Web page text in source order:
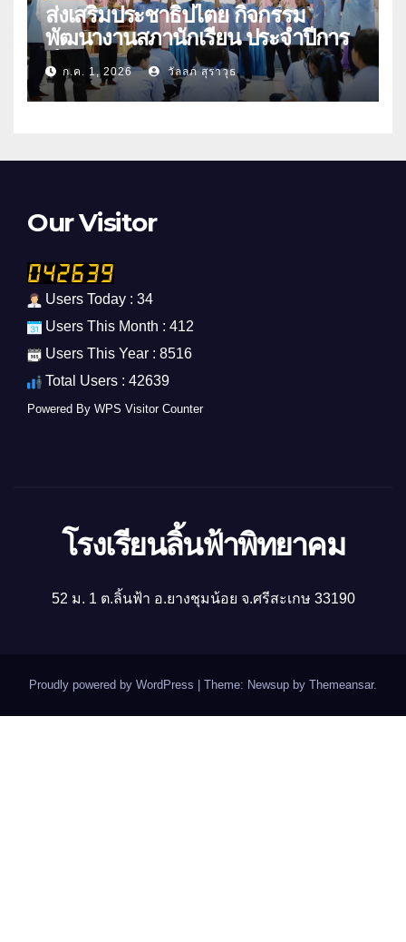
ส่งเสริมประชาธิปไตย กิจกรรม
พัฒนางานสภานักเรียน ประจำปีการ
ศึกษา 2569
ก.ค. 1, 2026 วัลลภ สุราวุธ
Our Visitor
Users Today : 34
Users This Month : 412
Users This Year : 8516
Total Users : 42639
Powered By WPS Visitor Counter
โรงเรียนลิ้นฟ้าพิทยาคม
52 ม. 1 ต.ลิ้นฟ้า อ.ยางชุมน้อย จ.ศรีสะเกษ 33190
Proudly powered by WordPress | Theme: Newsup by Themeansar.